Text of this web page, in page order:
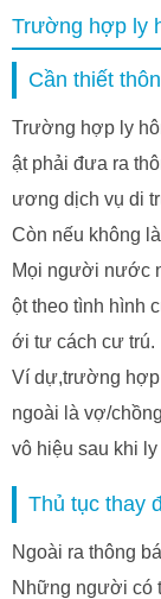
Trường hợp ly
Cần thiết
Trường hợp ly
ật phải đưa ra
ương dịch vụ di
Còn nếu không
Mọi người nước
ột theo tình hình
ới tư cách cư trú.
Ví dự,trường
ngoài là vợ/
vô hiệu sau khi ly
Thủ tục thay
Ngoài ra thông
Những người có